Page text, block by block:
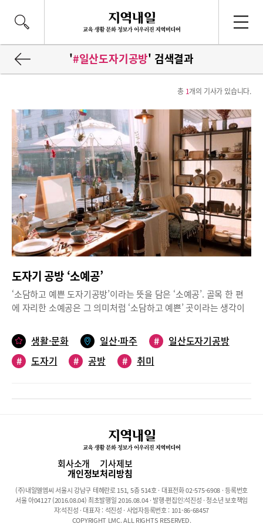
'#일산도자기공방' 검색결과
총 1개의 기사가 있습니다.
도자기 공방 ‘소예공’
‘소담하고 예쁜 도자기공방’이라는 뜻을 담은 ‘소예공’. 골목 한 편
에 자리한 소예공은 그 의미처럼 ‘소담하고 예쁜’ 곳이라는 생각이
는 고양이들이 먼저 반겨준다.공방에 들어서니 화려하진 않지만 은
은한 색감을 자랑하는 도자기들이 전시돼 있다. 컵, 화병, 그릇, 접
시, 작은 인테리어 소품까지. 모두 김지희 대표가 만든 작품들이다.
만들고 싶다면 클래스를 신청하면 된다. 소예공에서는 초보자도 쉽
게 배울 수 있는 커리큘럼으로 정규클래스, 원데이 클래스가 운영된
다. 정규반은 핸드빌딩 수업을 시작으로 기본 기법 습득 후, 전기 물
레 과정으로 이어지는 코스다. 술잔, 종지, 반찬 그릇, 미니 화병, 접
색감을 결정하는 유약도 다양하게 갖춰져 있어 원하는 대로 선택이
가능하다. 도자기 공예를 한번 체험해보고 싶거나, 바쁜 시간을 쪼
개서라도 나만의 작품을 만들어보고 싶다면 원데이 클래스도 신청
생활·문화 일산·파주 #
일산도자기공방
#
도자기 # 공방 # 취미
회사소개 기사제보
개인정보처리방침
(주)내일엘엠씨 서울시 강남구 테헤란로 151, 5층 514호 · 대표전화 02-575-6908 · 등록번호
서울 아04127 (2016.08.04) 최초발행일 2016.08.04 · 발행·편집인:석진성 · 청소년 보호책임
자:석진성 · 대표자 : 석진성 · 사업자등록번호 : 101-86-68457
COPYRIGHT LMC. ALL RIGHTS RESERVED.